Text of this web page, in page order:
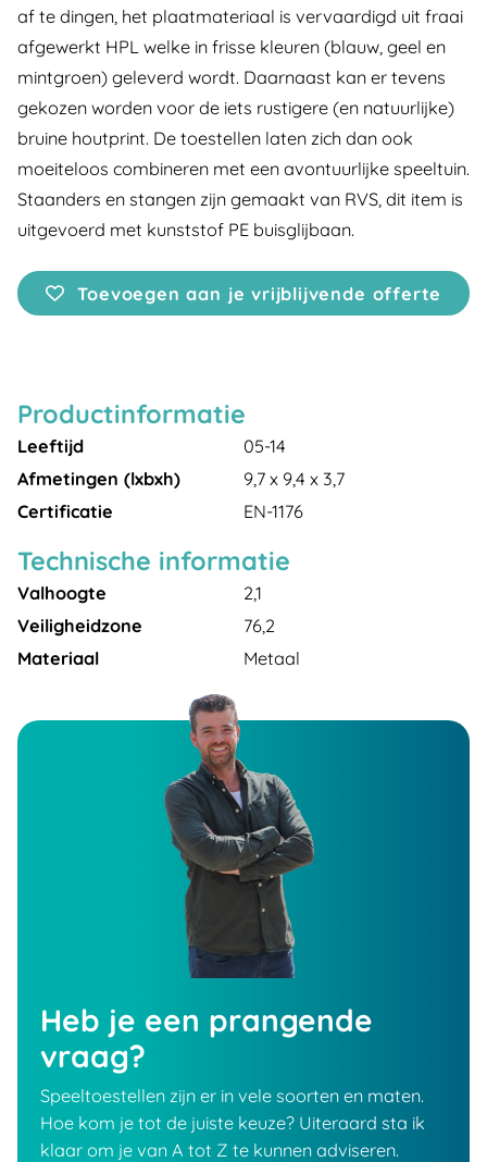
af te dingen, het plaatmateriaal is vervaardigd uit fraai
afgewerkt HPL welke in frisse kleuren (blauw, geel en
mintgroen) geleverd wordt. Daarnaast kan er tevens
gekozen worden voor de iets rustigere (en natuurlijke)
bruine houtprint. De toestellen laten zich dan ook
moeiteloos combineren met een avontuurlijke speeltuin.
Staanders en stangen zijn gemaakt van RVS, dit item is
uitgevoerd met kunststof PE buisglijbaan.
Toevoegen aan je vrijblijvende offerte
Productinformatie
Leeftijd
05-14
Afmetingen (lxbxh)
9,7 x 9,4 x 3,7
Certificatie
EN-1176
Technische informatie
Valhoogte
2,1
Veiligheidzone
76,2
Materiaal
Metaal
Heb je een prangende
vraag?
Speeltoestellen zijn er in vele soorten en maten.
Hoe kom je tot de juiste keuze? Uiteraard sta ik
klaar om je van A tot Z te kunnen adviseren.